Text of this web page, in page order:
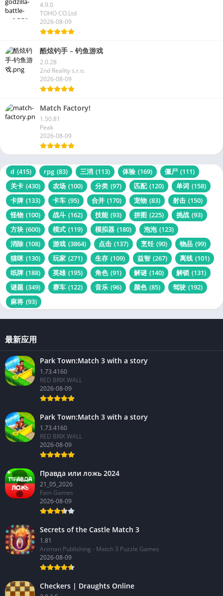
4.9.0
TOHO CO.Ltd
2026-08-09
酷炫钓手 – 钓鱼游戏
2.0.28
2nd Reality s.r.o.
2026-08-09
Match Factory!
1.50.81
Peak
2026-08-09
d (415) rpg (83) 三消 (113) 体验 (169) 僵尸 (111)
关卡 (430) 农场 (100) 分类 (97) 匹配 (120) 单词 (158)
卡牌 (133) 卡车 (95) 合并 (170) 宠物 (83) 射击 (150)
怪物 (100) 战斗 (162) 技能 (93) 拼图 (225) 挑战 (93)
方块 (600) 模式 (119) 模拟器 (180) 泡泡 (123)
消除 (108) 游戏 (3864) 点击 (137) 烹饪 (90) 物品 (99)
猫咪 (130) 玩家 (271) 生存 (109) 益智 (267) 离线 (101)
纸牌 (188) 英雄 (195) 角色 (91) 解谜 (140) 解锁 (131)
谜题 (349) 赛车 (122) 音乐 (96) 颜色 (85) 驾驶 (192)
麻将 (93)
最新应用
Park Town:Match 3 with a story
1.73.4160
RED BRIX WALL
2026-08-09
Park Town:Match 3 with a story
1.73.4160
RED BRIX WALL
2026-08-09
Правда или ложь 2024
21_05_2026
Fam Games
2026-08-09
Secrets of the Castle Match 3
1.81
Animan Publishing - Match 3 Puzzle Games
2026-08-09
Checkers | Draughts Online